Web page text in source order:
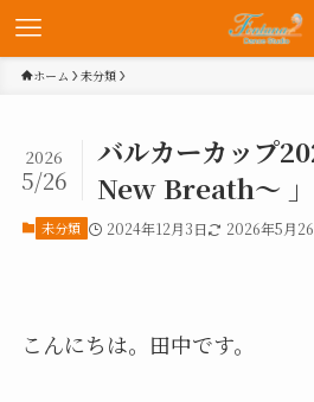
ホーム 未分類
バルカーカップ
New Breath～
2026
5/26
未分類 2024年12月3日 2026年5月
こんにちは。田中です。